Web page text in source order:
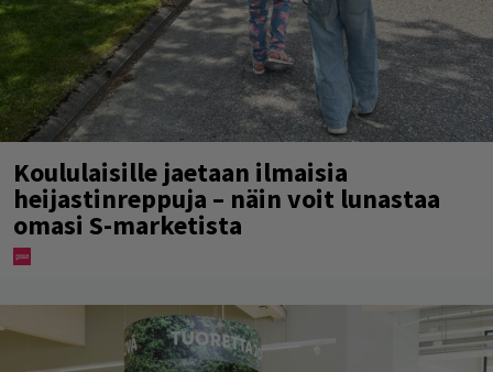
Koululaisille jaetaan ilmaisia
heijastinreppuja – näin voit lunastaa
omasi S-marketista